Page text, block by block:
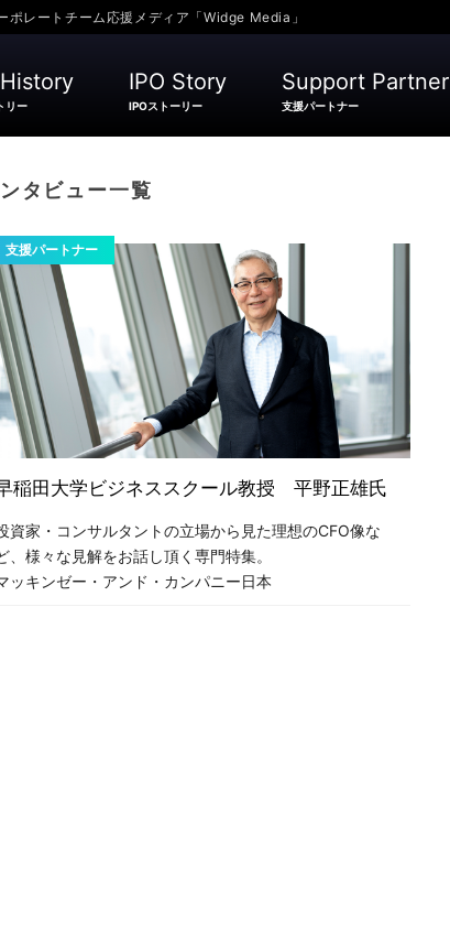
レートチーム応援メディア「Widge Media」
リー
IPO Story
IPOストーリー
Support Partner
支援パートナー
タビュー一覧
支援パートナー
稲田大学ビジネススクール教授 平野正雄氏
資家・コンサルタントの立場から見た理想のCFO像な
、様々な見解をお話し頂く専門特集。
ッキンゼー・アンド・カンパニー日本